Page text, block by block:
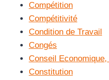
Compétition
Compétitivité
Condition de Travail
Congés
Conseil
Constitution